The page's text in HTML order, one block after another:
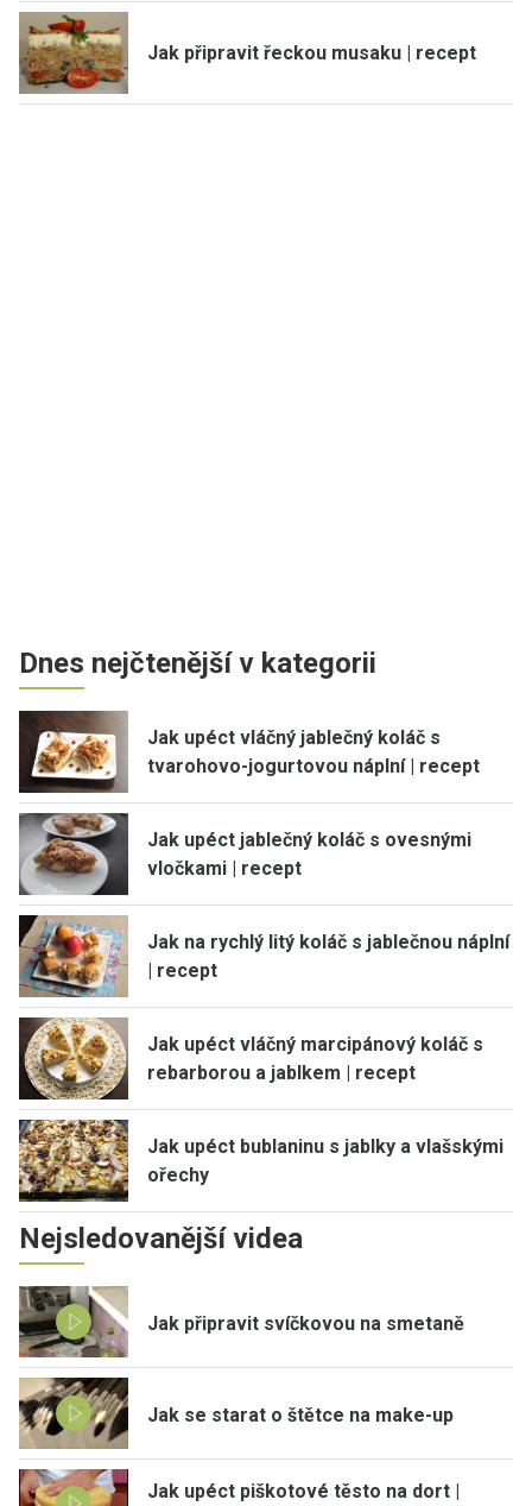
Jak připravit řeckou musaku | recept
Dnes nejčtenější v kategorii
Jak upéct vláčný jablečný koláč s
tvarohovo-jogurtovou náplní | recept
Jak upéct jablečný koláč s ovesnými
vločkami | recept
Jak na rychlý litý koláč s jablečnou náplní
| recept
Jak upéct vláčný marcipánový koláč s
rebarborou a jablkem | recept
Jak upéct bublaninu s jablky a vlašskými
ořechy
Nejsledovanější videa
Jak připravit svíčkovou na smetaně
Jak se starat o štětce na make-up
Jak upéct piškotové těsto na dort |